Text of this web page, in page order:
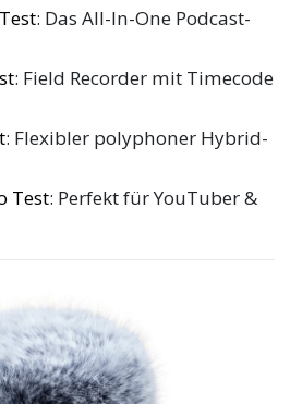
: Das All-In-One Podcast-
: Field Recorder mit Timecode
: Flexibler polyphoner Hybrid-
Test: Perfekt für YouTuber &